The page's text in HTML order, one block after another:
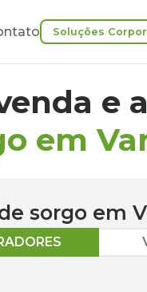
Soluções
e
em
sorgo em